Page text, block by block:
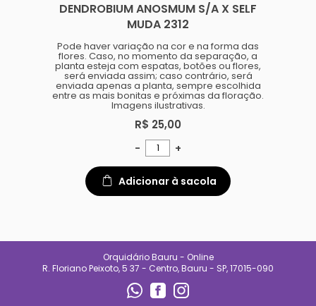
acompanhamento diário.
Também oferecemos suporte
para quem está começando,
necessidades de luz, rega e
manejo de cada espécie.
No Orquidário Bauru, cada
planta é tratada com respeito, e
cada cliente é recebido com
atenção. Nosso compromisso é
uma experiência que incentive o
(14) 99692-0227
REDES SOCIAIS
DENDROBIUM ANOSMUM S/A X SELF
MUDA 2312
Pode haver variação na cor e na forma das
flores. Caso, no momento da separação, a
planta esteja com espatas, botões ou flores,
será enviada assim; caso contrário, será
enviada apenas a planta, sempre escolhida
entre as mais bonitas e próximas da floração.
Imagens ilustrativas.
R$ 25,00
- +
Adicionar à sacola
Orquidário Bauru - Online
R. Floriano Peixoto, 5 37 - Centro, Bauru - SP, 17015-090